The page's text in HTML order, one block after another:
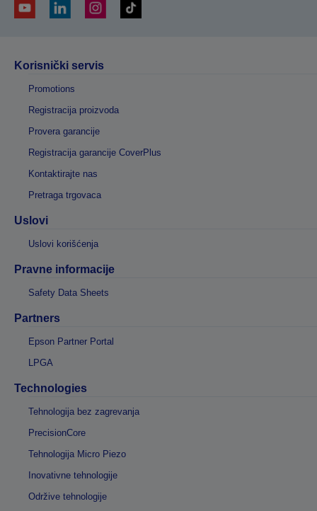
Korisnički servis
Promotions
Registracija proizvoda
Provera garancije
Registracija garancije CoverPlus
Kontaktirajte nas
Pretraga trgovaca
Uslovi
Uslovi korišćenja
Pravne informacije
Safety Data Sheets
Partners
Epson Partner Portal
LPGA
Technologies
Tehnologija bez zagrevanja
PrecisionCore
Tehnologija Micro Piezo
Inovativne tehnologije
Održive tehnologije